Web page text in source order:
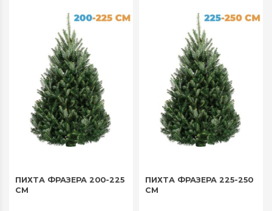
ПИХТА ФРАЗЕРА 200-225
СМ
ПИХТА ФРАЗЕРА 225-250
СМ